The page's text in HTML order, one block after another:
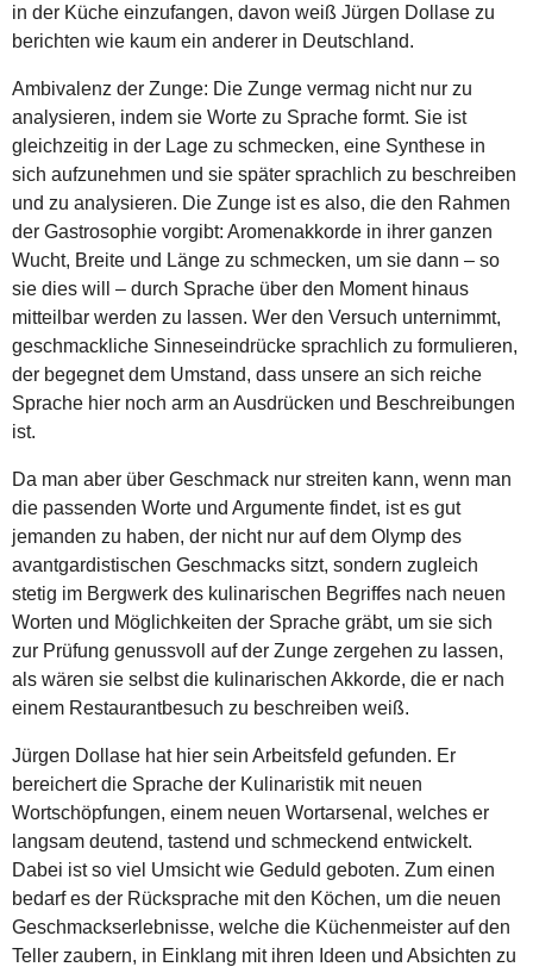
in der Küche einzufangen, davon weiß Jürgen Dollase zu
berichten wie kaum ein anderer in Deutschland.
Ambivalenz der Zunge: Die Zunge vermag nicht nur zu
analysieren, indem sie Worte zu Sprache formt. Sie ist
gleichzeitig in der Lage zu schmecken, eine Synthese in
sich aufzunehmen und sie später sprachlich zu beschreiben
und zu analysieren. Die Zunge ist es also, die den Rahmen
der Gastrosophie vorgibt: Aromenakkorde in ihrer ganzen
Wucht, Breite und Länge zu schmecken, um sie dann – so
sie dies will – durch Sprache über den Moment hinaus
mitteilbar werden zu lassen. Wer den Versuch unternimmt,
geschmackliche Sinneseindrücke sprachlich zu formulieren,
der begegnet dem Umstand, dass unsere an sich reiche
Sprache hier noch arm an Ausdrücken und Beschreibungen
ist.
Da man aber über Geschmack nur streiten kann, wenn man
die passenden Worte und Argumente findet, ist es gut
jemanden zu haben, der nicht nur auf dem Olymp des
avantgardistischen Geschmacks sitzt, sondern zugleich
stetig im Bergwerk des kulinarischen Begriffes nach neuen
Worten und Möglichkeiten der Sprache gräbt, um sie sich
zur Prüfung genussvoll auf der Zunge zergehen zu lassen,
als wären sie selbst die kulinarischen Akkorde, die er nach
einem Restaurantbesuch zu beschreiben weiß.
Jürgen Dollase hat hier sein Arbeitsfeld gefunden. Er
bereichert die Sprache der Kulinaristik mit neuen
Wortschöpfungen, einem neuen Wortarsenal, welches er
langsam deutend, tastend und schmeckend entwickelt.
Dabei ist so viel Umsicht wie Geduld geboten. Zum einen
bedarf es der Rücksprache mit den Köchen, um die neuen
Geschmackserlebnisse, welche die Küchenmeister auf den
Teller zaubern, in Einklang mit ihren Ideen und Absichten zu